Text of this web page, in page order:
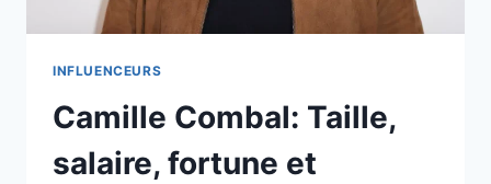
INFLUENCEURS
Camille Combal: Taille,
salaire, fortune et